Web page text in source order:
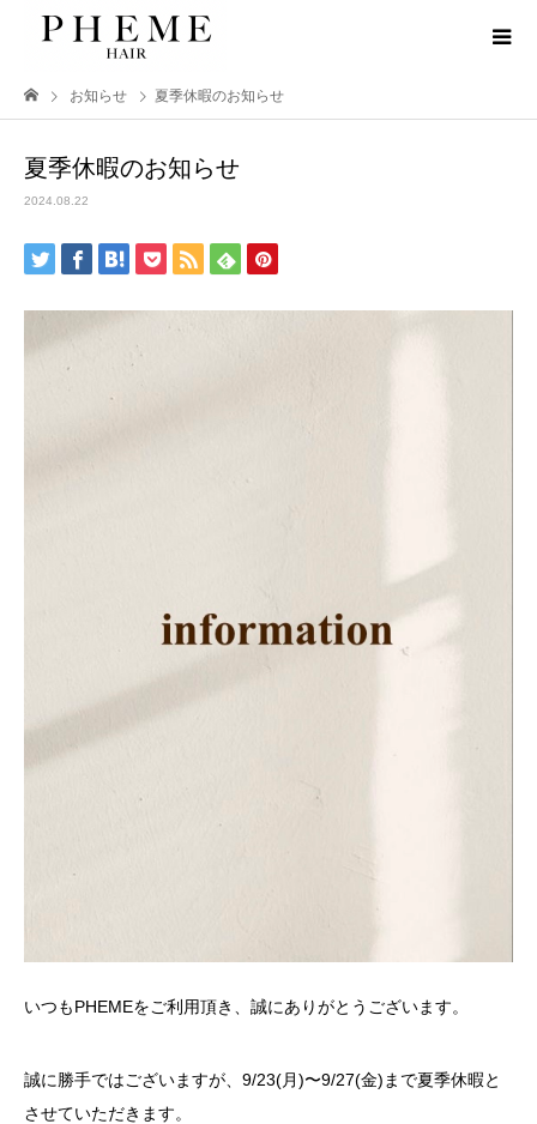
お知らせ 夏季休暇のお知らせ
夏季休暇のお知らせ
2024.08.22
いつもPHEMEをご利用頂き、誠にありがとうございます。
誠に勝手ではございますが、9/23(月)〜9/27(金)まで夏季休暇と
させていただきます。